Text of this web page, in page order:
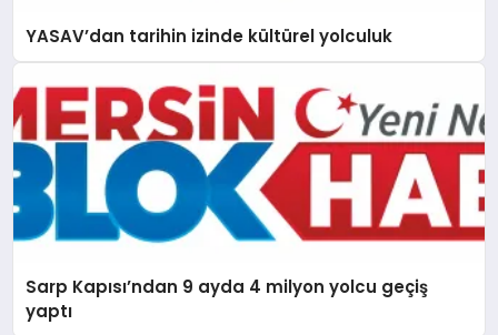
YASAV’dan tarihin izinde kültürel yolculuk
Sarp Kapısı’ndan 9 ayda 4 milyon yolcu geçiş
yaptı